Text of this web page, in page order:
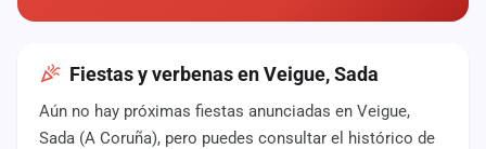
Fiestas y verbenas en Veigue, Sada
Aún no hay próximas fiestas anunciadas en Veigue,
Sada (A Coruña), pero puedes consultar el histórico de
Agencias
Rankings
Vídeos